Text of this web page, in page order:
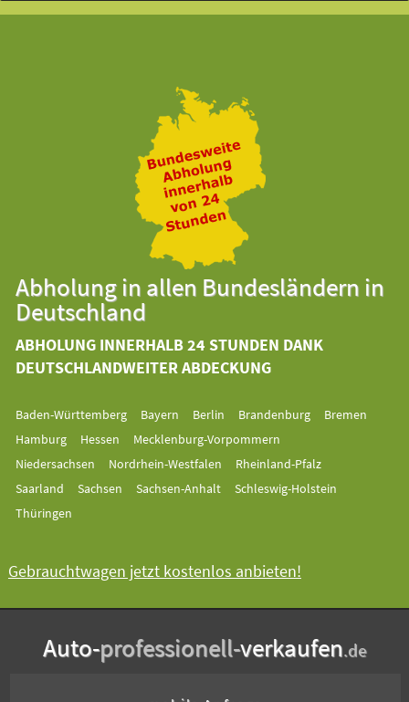
Abholung in allen Bundesländern in
Deutschland
ABHOLUNG INNERHALB 24 STUNDEN DANK
DEUTSCHLANDWEITER ABDECKUNG
Baden-Württemberg Bayern Berlin Brandenburg
Bremen
Hamburg
Hessen
Mecklenburg-Vorpommern
Niedersachsen
Nordrhein-Westfalen
Rheinland-Pfalz
Saarland
Sachsen Sachsen-Anhalt
Schleswig-Holstein
Thüringen
Gebrauchtwagen jetzt kostenlos anbieten!
Auto-professionell-verkaufen.de